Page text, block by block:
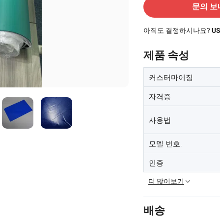
문의 보
아직도 결정하시나요?
제품 속성
커스터마이징
자격증
사용법
모델 번호.
인증
더 많이보기
배송